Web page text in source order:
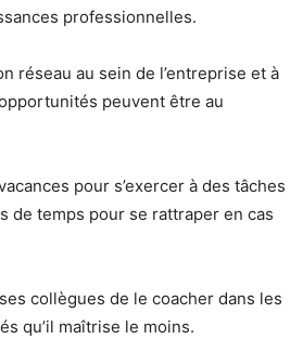
professionnelles.
réseau au sein de l’entreprise et à
peuvent être au
pour s’exercer à des tâches
de temps pour se rattraper en cas
collègues de le coacher dans les
qu’il maîtrise le moins.